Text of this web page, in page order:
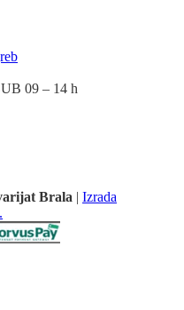
09 – 14 h
Brala | Izrada